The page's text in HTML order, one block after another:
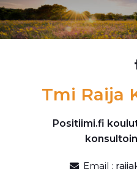
Skip to content
Tmi Raija
Positiimi.fi
Email :